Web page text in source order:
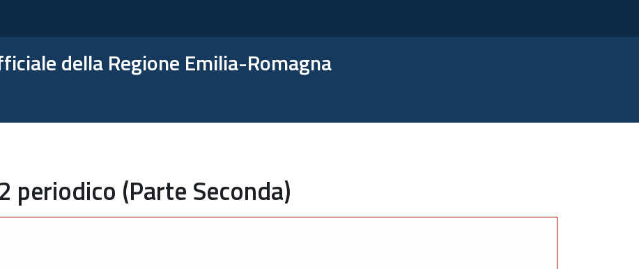
della Regione Emilia-Romagna
periodico (Parte Seconda)